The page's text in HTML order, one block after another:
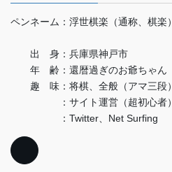
ペンネーム：浮世棋楽（通称、棋楽）
出 身：兵庫県神戸市
年 齢：還暦過ぎのお爺ちゃん
趣 味：将棋、全般（アマ三段）
：サイト運営（超初心者）
：Twitter、Net Surfing